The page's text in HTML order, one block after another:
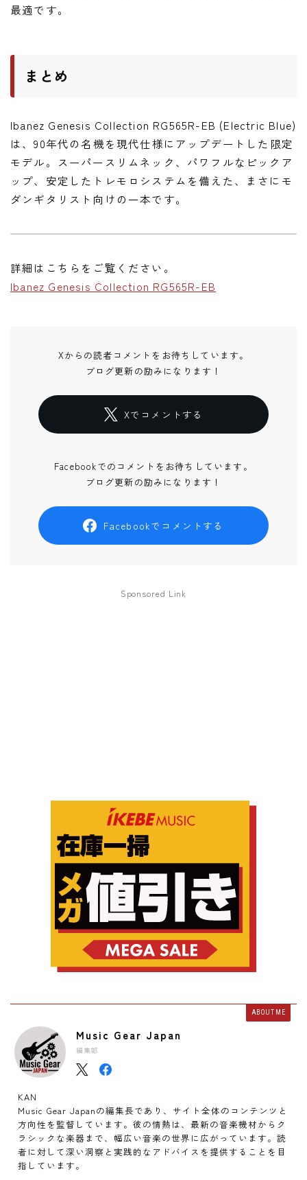
最適です。
まとめ
Ibanez Genesis Collection RG565R-EB (Electric Blue)
は、90年代の名機を現代仕様にアップデートした限定
モデル。スーパースリムネック、パワフルなピックア
ップ、安定したトレモロシステムを備えた、まさにモ
ダンギタリスト向けの一本です。
詳細はこちらをご覧ください。
Ibanez Genesis Collection RG565R-EB
Xからの読者コメントをお待ちしています。
ブログ更新の励みになります！
Xでコメントする
Facebookでのコメントをお待ちしています。
ブログ更新の励みになります！
Facebookでコメントする
Sponsored Link
ABOUT ME
Music Gear Japan
編集部
KAN
Music Gear Japanの編集長であり、サイト全体のコンテンツと
方向性を監督しています。彼の情熱は、最新の音楽機材からク
ラシックな楽器まで、幅広い音楽の世界に広がっています。読
者に対して深い洞察と実践的なアドバイスを提供することを目
指しています。